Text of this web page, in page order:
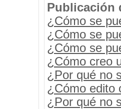
Publicación
¿Cómo se
¿Cómo se
¿Cómo se
¿Cómo creo
¿Por qué no
¿Cómo edito
¿Por qué no